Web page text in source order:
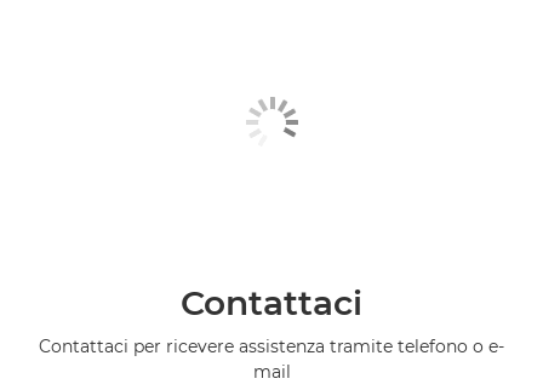
Contattaci
Contattaci per ricevere assistenza tramite telefono o e-
mail